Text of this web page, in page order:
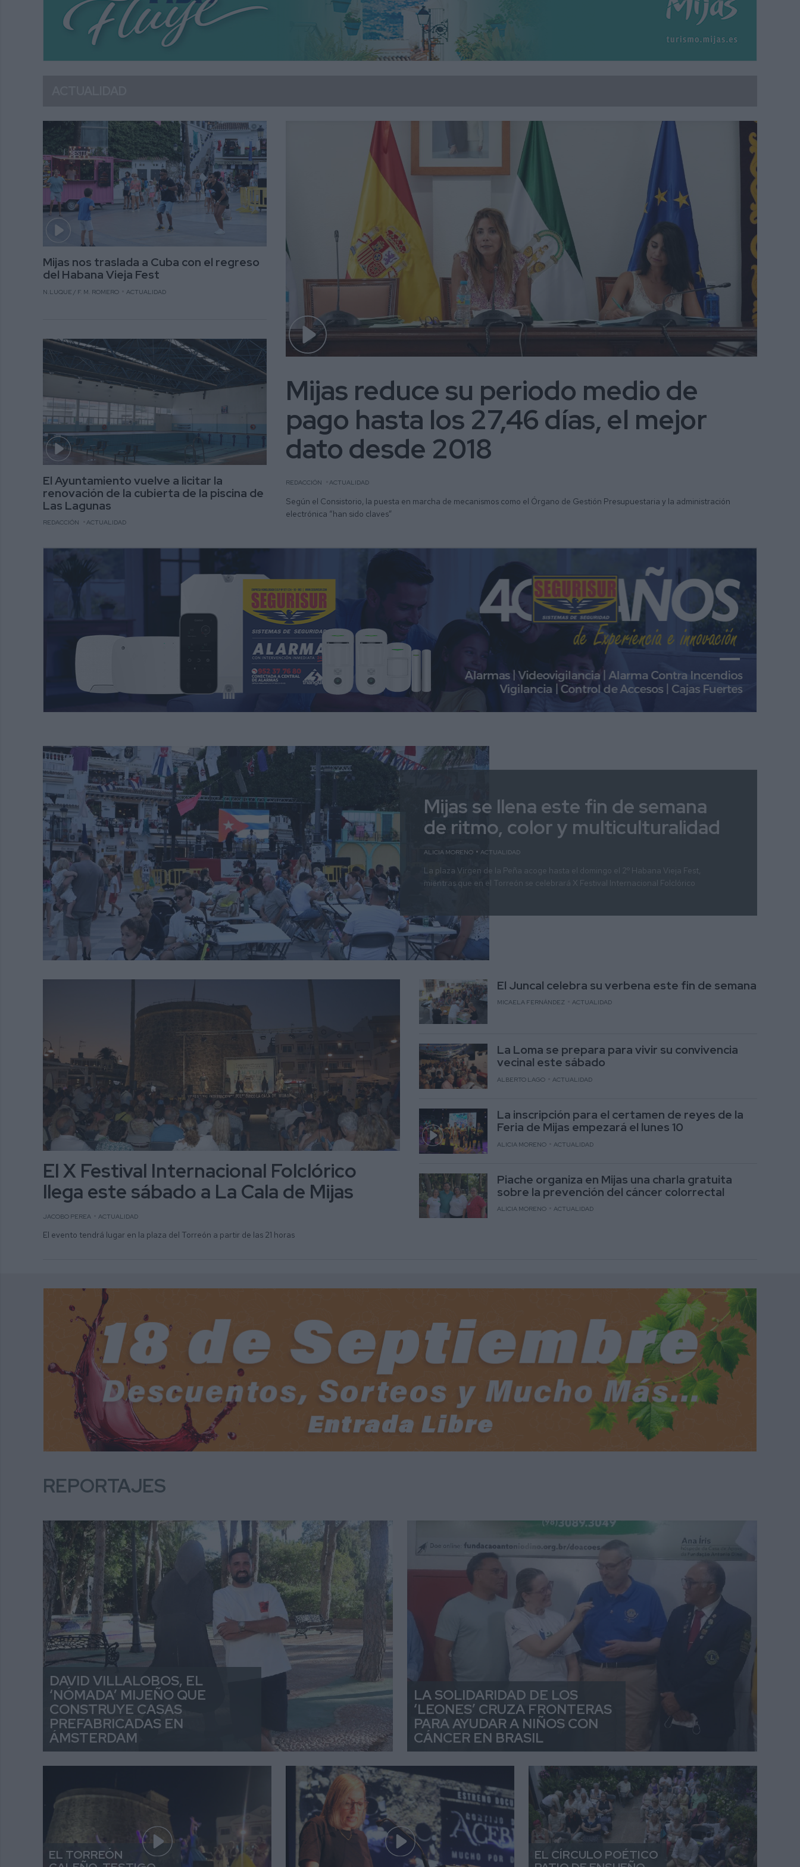
Mijas reduce su periodo medio de
pago hasta los 27,46 días, el mejor
dato desde 2018
REDACCIÓN ACTUALIDAD
Según el Consistorio, la puesta en marcha de mecanismos como el Órgano de Gestión Presupuestaria y la administración
electrónica “han sido claves”
Mijas nos traslada a Cuba con el regreso
del Habana Vieja Fest
N.LUQUE / F. M. ROMERO ACTUALIDAD
El Ayuntamiento vuelve a licitar la
renovación de la cubierta de la piscina de
Las Lagunas
REDACCIÓN ACTUALIDAD
Mijas se llena este fin de semana
de ritmo, color y multiculturalidad
ALICIA MORENO ACTUALIDAD
La plaza Virgen de la Peña acoge hasta el domingo el 2º Habana Vieja Fest,
mientras que en el Torreón se celebrará X Festival Internacional Folclórico
El X Festival Internacional Folclórico
llega este sábado a La Cala de Mijas
JACOBO PEREA ACTUALIDAD
El evento tendrá lugar en la plaza del Torreón a partir de las 21 horas
El Juncal celebra su verbena este fin de semana
MICAELA FERNÁNDEZ ACTUALIDAD
La Loma se prepara para vivir su convivencia
vecinal este sábado
ALBERTO LAGO ACTUALIDAD
La inscripción para el certamen de reyes de la
Feria de Mijas empezará el lunes 10
ALICIA MORENO ACTUALIDAD
Piache organiza en Mijas una charla gratuita
sobre la prevención del cáncer colorrectal
ALICIA MORENO ACTUALIDAD
REPORTAJES
DAVID VILLALOBOS, EL
‘NÓMADA’ MIJEÑO QUE
CONSTRUYE CASAS
PREFABRICADAS EN
ÁMSTERDAM
LA SOLIDARIDAD DE LOS
‘LEONES’ CRUZA FRONTERAS
PARA AYUDAR A NIÑOS CON
CÁNCER EN BRASIL
EL TORREÓN
EL CÍRCULO POÉTICO